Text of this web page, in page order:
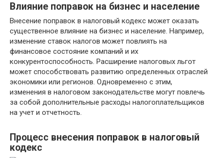
Влияние поправок на бизнес и население
Внесение поправок в налоговый кодекс может оказать
существенное влияние на бизнес и население. Например,
изменение ставок налогов может повлиять на
финансовое состояние компаний и их
конкурентоспособность. Расширение налоговых льгот
может способствовать развитию определенных отраслей
экономики или регионов. Одновременно с этим,
изменения в налоговом законодательстве могут повлечь
за собой дополнительные расходы налогоплательщиков
на учет и отчетность.
Процесс внесения поправок в налоговый
кодекс